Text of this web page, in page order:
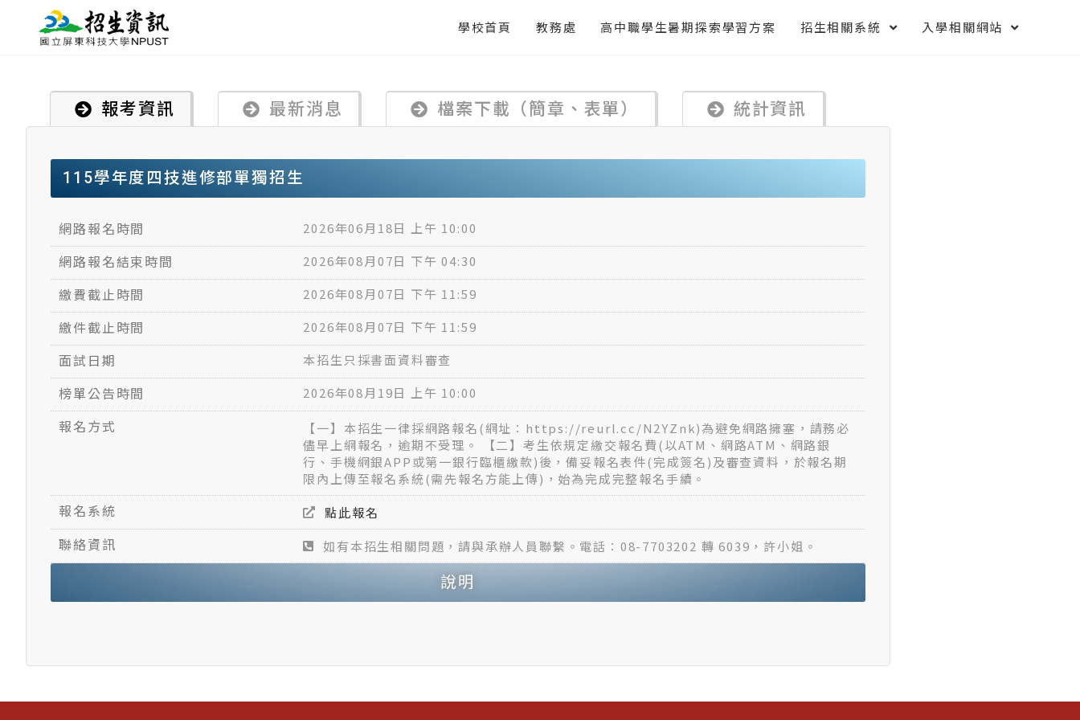
學校首頁 教務處 高中職學生暑期探索學習方案 招生相關系統 入學相關網站
報考資訊 最新消息 檔案下載（簡章、表單） 統計資訊
115學年度四技進修部單獨招生
網路報名時間 2026年06月18日 上午 10:00
網路報名結束時間 2026年08月07日 下午 04:30
繳費截止時間 2026年08月07日 下午 11:59
繳件截止時間 2026年08月07日 下午 11:59
面試日期 本招生只採書面資料審查
榜單公告時間 2026年08月19日 上午 10:00
報名方式
【一】本招生一律採網路報名(網址：https://reurl.cc/N2YZnk)為避免網路擁塞，請務必
儘早上網報名，逾期不受理。 【二】考生依規定繳交報名費(以ATM、網路ATM、網路銀
行、手機網銀APP或第一銀行臨櫃繳款)後，備妥報名表件(完成簽名)及審查資料，於報名期
限內上傳至報名系統(需先報名方能上傳)，始為完成完整報名手續。
報名系統 點此報名
聯絡資訊 如有本招生相關問題，請與承辦人員聯繫。電話：08-7703202 轉 6039，許小姐。
說明